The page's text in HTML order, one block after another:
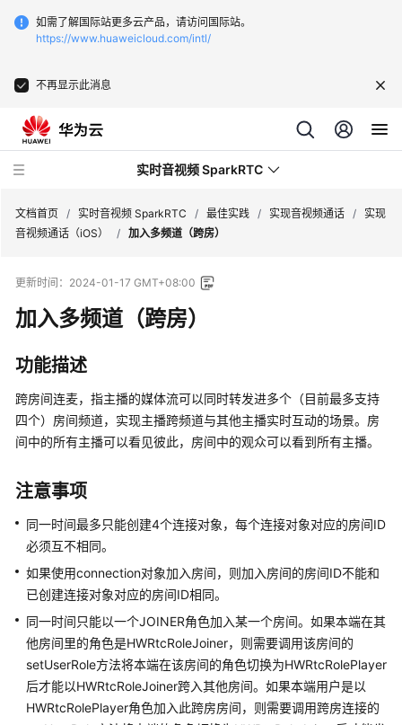
如需了解国际站更多云产品，请访问国际站。
https://www.huaweicloud.com/intl/
不再显示此消息
实时音视频 SparkRTC
新
动
态
服
务
公
告
品
绍
快
速
门
用
户
指
文档首页 / 实时音视频 SparkRTC / 最佳实践 / 实现音视频通话 / 实现
音视频通话（iOS）
/ 加入多频道（跨房）
更新时间： 2024-01-17 GMT+08:00
加入多频道（跨房）
功能描述
跨房间连麦，指主播的媒体流可以同时转发进多个（目前最多支持
四个）房间频道，实现主播跨频道与其他主播实时互动的场景。房
间中的所有主播可以看见彼此，房间中的观众可以看到所有主播。
注意事项
同一时间最多只能创建4个连接对象，每个连接对象对应的房间ID
必须互不相同。
如果使用connection对象加入房间，则加入房间的房间ID不能和
已创建连接对象对应的房间ID相同。
同一时间只能以一个JOINER角色加入某一个房间。如果本端在其
他房间里的角色是HWRtcRoleJoiner，则需要调用该房间的
setUserRole方法将本端在该房间的角色切换为HWRtcRolePlayer
后才能以HWRtcRoleJoiner跨入其他房间。如果本端用户是以
HWRtcRolePlayer角色加入此跨房房间，则需要调用跨房连接的